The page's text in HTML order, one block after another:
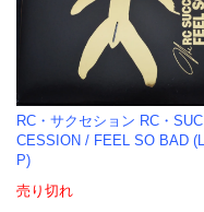
RC・サクセション RC・SUC
CESSION / FEEL SO BAD (L
P)
売り切れ